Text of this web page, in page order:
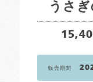
うさ
販売期間